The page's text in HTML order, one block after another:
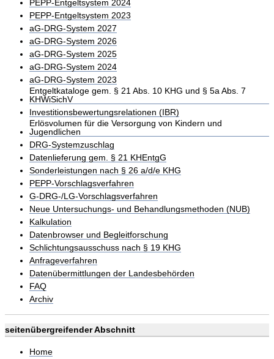
PEPP-Entgeltsystem 2024
PEPP-Entgeltsystem 2023
aG-DRG-System 2027
aG-DRG-System 2026
aG-DRG-System 2025
aG-DRG-System 2024
aG-DRG-System 2023
Entgeltkataloge gem. § 21 Abs. 10 KHG und § 5a Abs. 7
KHWiSichV
Investitionsbewertungsrelationen (IBR)
Erlösvolumen für die Versorgung von Kindern und
Jugendlichen
DRG-Systemzuschlag
Datenlieferung gem. § 21 KHEntgG
Sonderleistungen nach § 26 a/d/e KHG
PEPP-Vorschlagsverfahren
G-DRG-/LG-Vorschlagsverfahren
Neue Untersuchungs- und Behandlungsmethoden (NUB)
Kalkulation
Datenbrowser und Begleitforschung
Schlichtungsausschuss nach § 19 KHG
Anfrageverfahren
Datenübermittlungen der Landesbehörden
FAQ
Archiv
seitenübergreifender Abschnitt
Home